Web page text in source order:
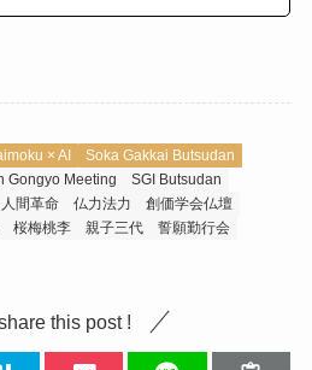
× AI
Soka Gakkai Butsudan
Gongyo Meeting
SGI Butsudan
人間革命 仏力法力
創価学会仏壇
桜梅桃李 親子三代
誓願勤行会
this post !